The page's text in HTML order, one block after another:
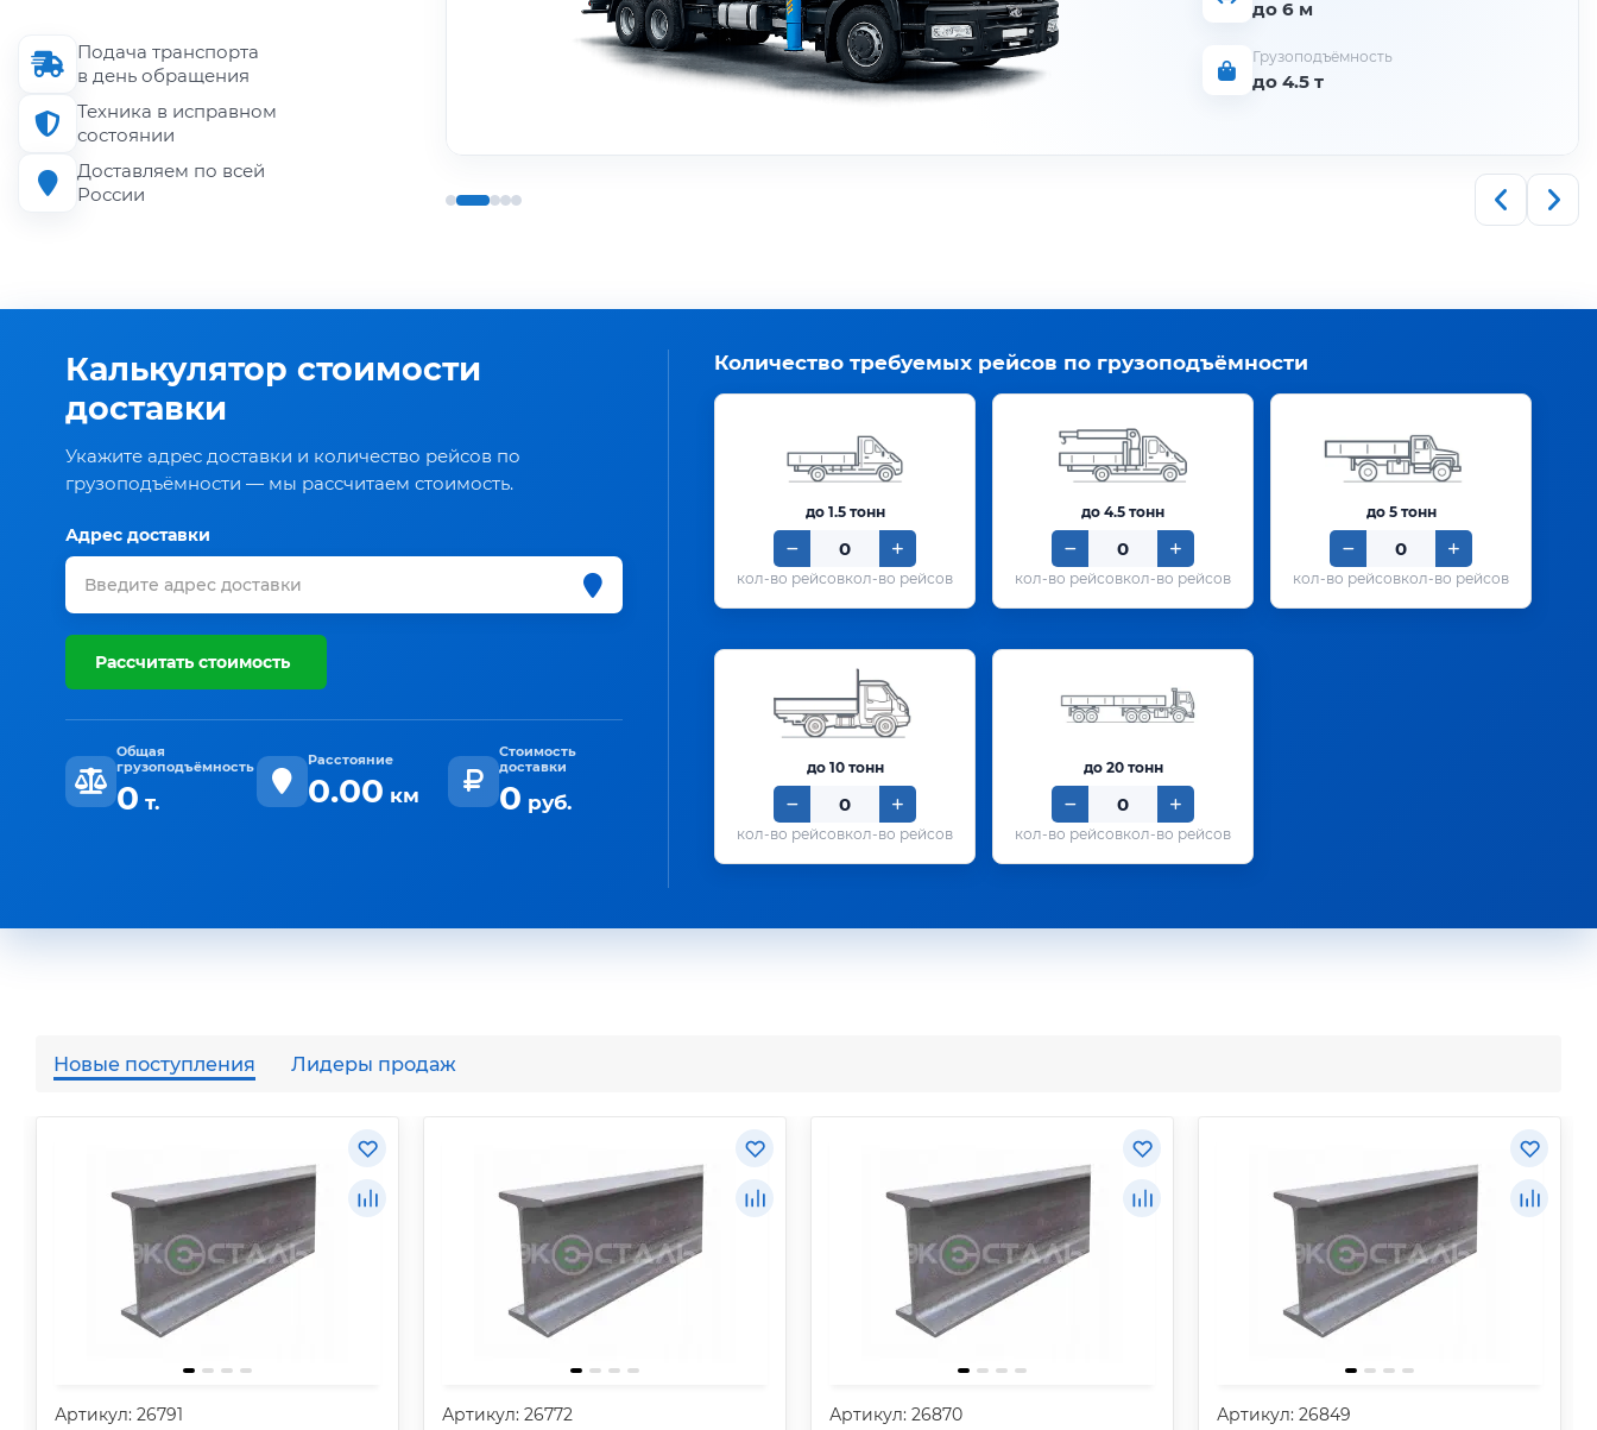
Подача транспорта
в день обращения
Техника в исправном
состоянии
Доставляем по всей
России
Грузоподъёмность
до 1.5 т
до 6 м
Грузоподъёмность
до 4.5 т
Калькулятор стоимости
доставки
Укажите адрес доставки и количество рейсов по
грузоподъёмности — мы рассчитаем стоимость.
Адрес доставки
Рассчитать стоимость
Общая
грузоподъёмность
0 т.
Расстояние
0.00 км
Стоимость
доставки
0 руб.
Количество требуемых рейсов по грузоподъёмности
до 1.5 тонн
кол-во рейсов
до 4.5 тонн
кол-во рейсов
до 5 тонн
кол-во рейсов
до 10 тонн
кол-во рейсов
до 20 тонн
кол-во рейсов
Новые поступления Лидеры продаж
Артикул: 26791 Артикул: 26772 Артикул: 26870 Артикул: 26849